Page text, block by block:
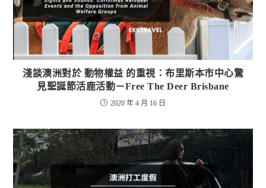
淺談澳洲對於 動物權益 的重視：布里斯本市中心驚
見聖誕節活鹿活動－Free The Deer Brisbane
2020 年 4 月 16 日